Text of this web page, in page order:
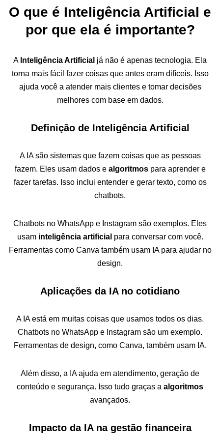
O que é Inteligência Artificial e
por que ela é importante?
A Inteligência Artificial já não é apenas tecnologia. Ela
torna mais fácil fazer coisas que antes eram difíceis. Isso
ajuda você a atender mais clientes e tomar decisões
melhores com base em dados.
Definição de Inteligência Artificial
A IA são sistemas que fazem coisas que as pessoas
fazem. Eles usam dados e algoritmospara aprender e
fazer tarefas. Isso inclui entender e gerar texto, como os
chatbots.
Chatbots no WhatsApp e Instagram são exemplos. Eles
usam inteligência artificial para conversar com você.
Ferramentas como Canva também usam IA para ajudar no
design.
Aplicações da IA no cotidiano
A IA está em muitas coisas que usamos todos os dias.
Chatbots no WhatsApp e Instagram são um exemplo.
Ferramentas de design, como Canva, também usam IA.
Além disso, a IA ajuda em atendimento, geração de
conteúdo e segurança. Isso tudo graças a algoritmos
avançados.
Impacto da IA na gestão financeira